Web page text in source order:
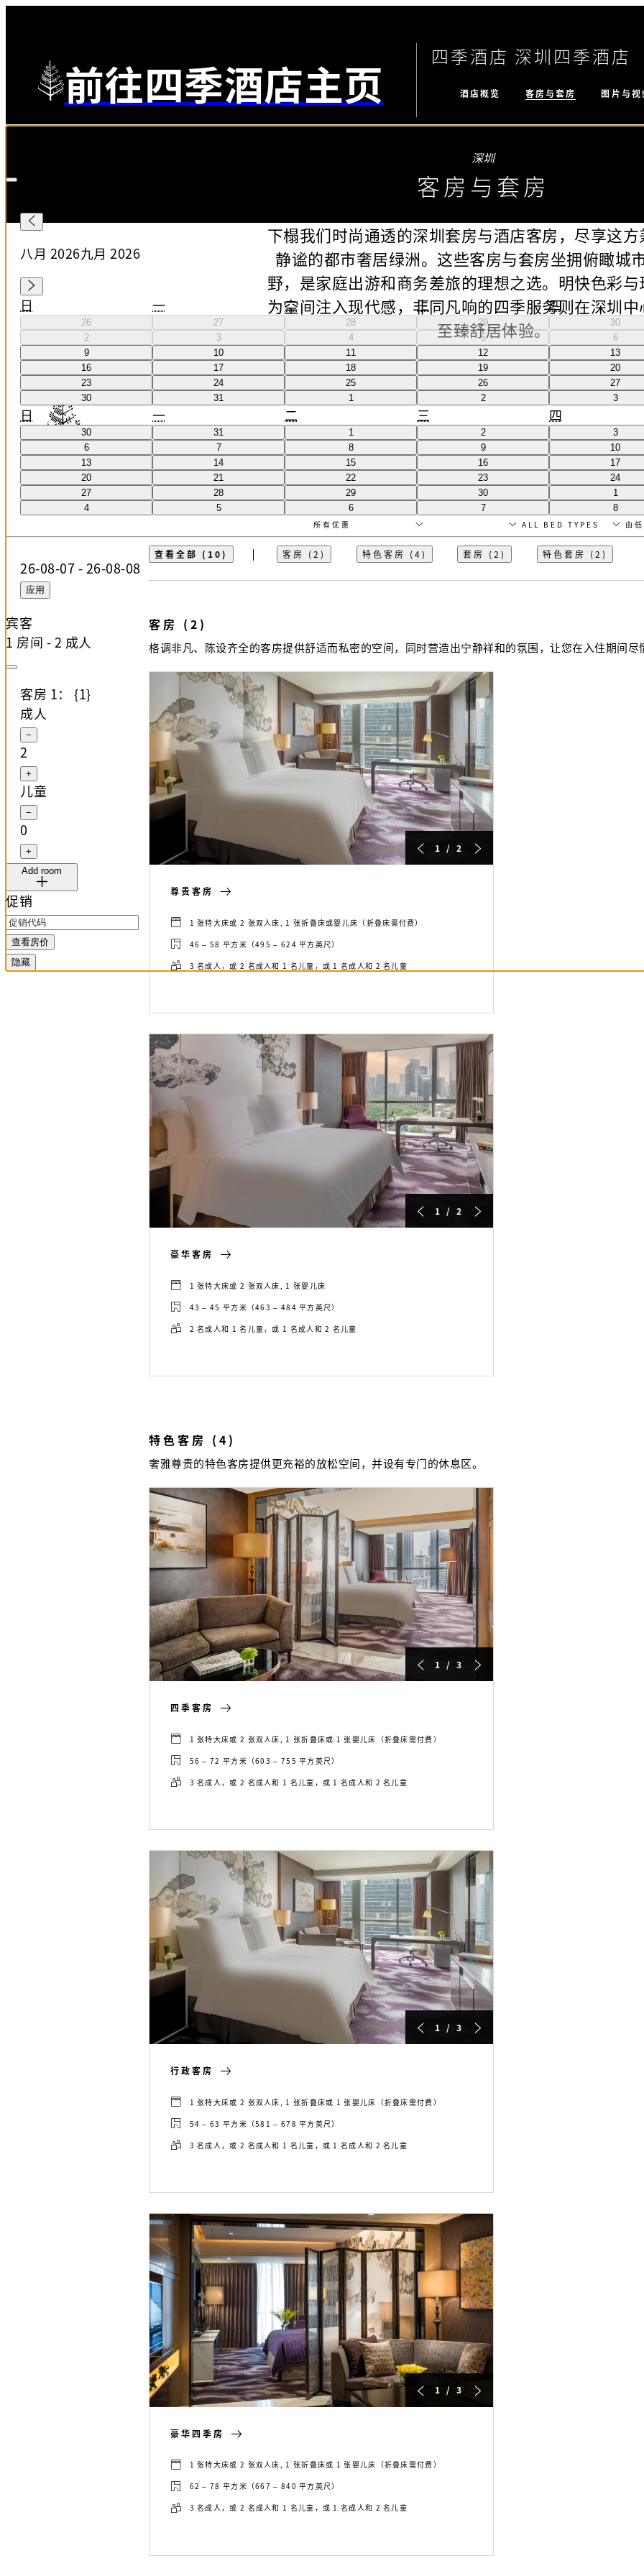
前往四季酒店主页 四季酒店 深圳四季酒店
酒店概览 客房与套房 图片与视
八月 2026九月 2026
日 一 二 三 四
26 27 28 29 30
2
3 4 5 6
9
10 11 12 13
16
17 18 19 20
23
24 25 26 27
30
31 1 2 3
日 一 二 三 四
30 31 1 2 3
6
7 8 9 10
13
14 15 16 17
20
21 22 23 24
27
28 29 30 1
4
5 6 7 8
26-08-07-26-08-08
应用
宾客
1 房间 - 2 成人
客房 1： {1}
成人
−
2
+
儿童
−
0
+
Add room
促销
查看房价
隐藏
深圳
客房与套房
下榻我们时尚通透的深圳套房与酒店客房，尽享这方
静谧的都市奢居绿洲。这些客房与套房坐拥俯瞰城
野，是家庭出游和商务差旅的理想之选。明快色彩
为空间注入现代感，非同凡响的四季服务则在深圳
至臻舒居体验。
)
查看全部 (10) 客房 (2) 特色客房 (4) 套房 (2) 特色套房 (2)
客房 (2)
格调非凡、陈设齐全的客房提供舒适而私密的空间，同时营造出宁静祥和的氛围，让您在入住期间尽
1 / 2
尊贵客房
1 张特大床或 2 张双人床, 1 张折叠床或婴儿床（折叠床需付费）
46 – 58 平方米（495 – 624 平方英尺）
3 名成人，或 2 名成人和 1 名儿童，或 1 名成人和 2 名儿童
1 / 2
豪华客房
1 张特大床或 2 张双人床, 1 张婴儿床
43 – 45 平方米（463 – 484 平方英尺）
2 名成人和 1 名儿童，或 1 名成人和 2 名儿童
特色客房 (4)
奢雅尊贵的特色客房提供更充裕的放松空间，并设有专门的休息区。
1 / 3
四季客房
1 张特大床或 2 张双人床, 1 张折叠床或 1 张婴儿床（折叠床需付费）
56 – 72 平方米（603 – 755 平方英尺）
3 名成人，或 2 名成人和 1 名儿童，或 1 名成人和 2 名儿童
1 / 3
行政客房
1 张特大床或 2 张双人床, 1 张折叠床或 1 张婴儿床（折叠床需付费）
54 – 63 平方米（581 – 678 平方英尺）
3 名成人，或 2 名成人和 1 名儿童，或 1 名成人和 2 名儿童
1 / 3
豪华四季房
1 张特大床或 2 张双人床, 1 张折叠床或 1 张婴儿床（折叠床需付费）
62 – 78 平方米（667 – 840 平方英尺）
3 名成人，或 2 名成人和 1 名儿童，或 1 名成人和 2 名儿童